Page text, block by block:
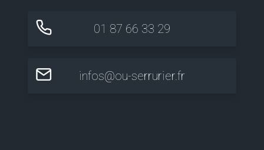
01 87 66 33 29
infos@ou-serrurier.fr